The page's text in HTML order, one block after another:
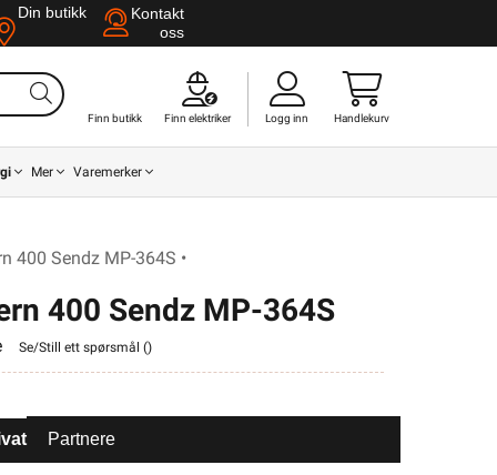
Din butikk
Kontakt
oss
Finn butikk Finn elektriker Logg inn Handlekurv
Mer Varemerker
400 Sendz MP-364S •
400 Sendz MP-364S
Se/Still ett spørsmål ()
Partnere